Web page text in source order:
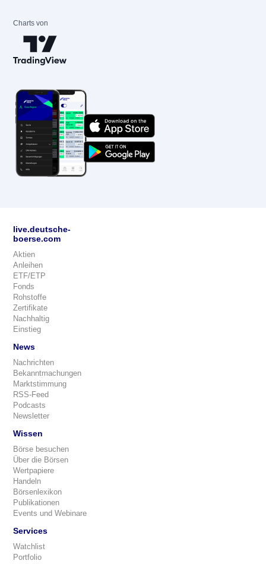
Charts von
live.deutsche-
boerse.com
Aktien
Anleihen
ETF/ETP
Fonds
Rohstoffe
Zertifikate
Nachhaltig
Einstieg
News
Nachrichten
Bekanntmachungen
Marktstimmung
RSS-Feed
Podcasts
Newsletter
Wissen
Börse besuchen
Über die Börsen
Wertpapiere
Handeln
Börsenlexikon
Publikationen
Events und Webinare
Services
Watchlist
Portfolio